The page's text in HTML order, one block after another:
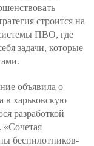
строится на
ПВО, где
задачи, которые
объявила о
в харьковскую
разработкой
«Сочетая
беспилотников-